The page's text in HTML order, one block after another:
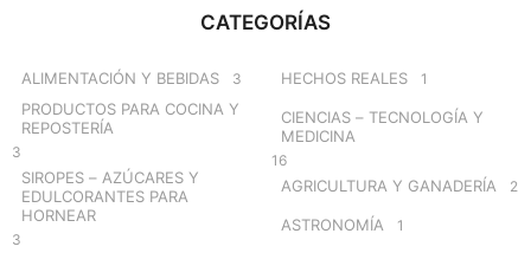
CATEGORÍAS
ALIMENTACIÓN Y BEBIDAS 3
PRODUCTOS PARA COCINA Y
REPOSTERÍA
3
SIROPES – AZÚCARES Y
EDULCORANTES PARA
HORNEAR
3
HECHOS REALES 1
CIENCIAS – TECNOLOGÍA Y
MEDICINA
16
AGRICULTURA Y GANADERÍA 2
ASTRONOMÍA 1